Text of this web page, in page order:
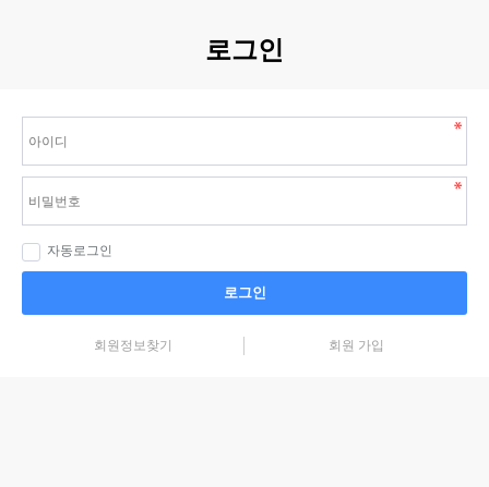
로그인
자동로그인
로그인
회원정보찾기 회원 가입